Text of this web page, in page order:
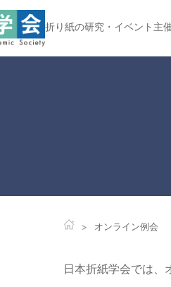
折り紙の研究・イベント主
オンライン例会
日本折紙学会では、